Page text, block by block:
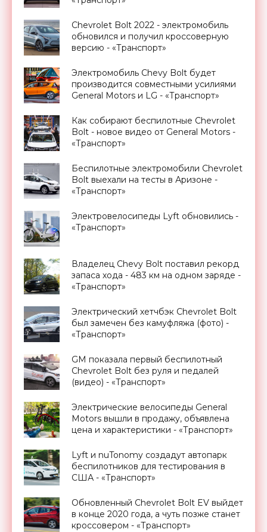
Chevrolet Bolt 2022 - электромобиль
обновился и получил кроссоверную
версию - «Транспорт»
Электромобиль Chevy Bolt будет
производится совместными усилиями
General Motors и LG - «Транспорт»
Как собирают беспилотные Chevrolet
Bolt - новое видео от General Motors -
«Транспорт»
Беспилотные электромобили Chevrolet
Bolt выехали на тесты в Аризоне -
«Транспорт»
Электровелосипеды Lyft обновились -
«Транспорт»
Владелец Chevy Bolt поставил рекорд
запаса хода - 483 км на одном заряде -
«Транспорт»
Электрический хетчбэк Chevrolet Bolt
был замечен без камуфляжа (фото) -
«Транспорт»
GM показала первый беспилотный
Chevrolet Bolt без руля и педалей
(видео) - «Транспорт»
Электрические велосипеды General
Motors вышли в продажу, объявлена
цена и характеристики - «Транспорт»
Lyft и nuTonomy создадут автопарк
беспилотников для тестирования в
США - «Транспорт»
Обновленный Chevrolet Bolt EV выйдет
в конце 2020 года, а чуть позже станет
кроссовером - «Транспорт»